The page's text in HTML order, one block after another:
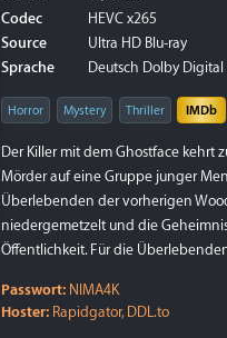
Codec
HEVC x265
Source
Ultra HD Blu-ray
Sprache
Deutsch Dolby Digital
Horror Mystery Thriller IMDb
Der Killer mit dem Ghostface kehrt
Mörder auf eine Gruppe junger
Überlebenden der vorherigen
niedergemetzelt und die
Öffentlichkeit. Für die
Passwort: NIMA4K
Hoster: Rapidgator, DDL.to